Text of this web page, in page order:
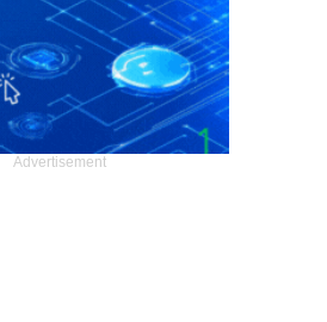
Advertisement